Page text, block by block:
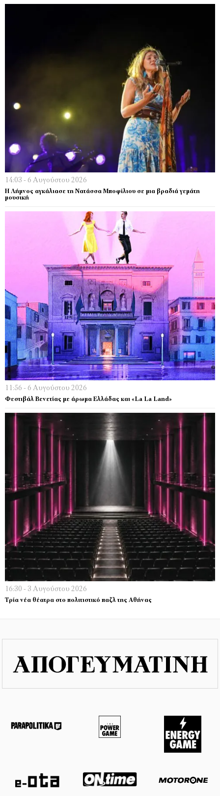
14:03 - 6 Αυγούστου 2026
Η Λήμνος αγκάλιασε τη Νατάσσα Μποφίλιου σε μια βραδιά γεμάτη
μουσική
11:56 - 6 Αυγούστου 2026
Φεστιβάλ Βενετίας με άρωμα Ελλάδας και «La La Land»
16:30 - 3 Αυγούστου 2026
Τρία νέα θέατρα στο πολιτιστικό παζλ της Αθήνας